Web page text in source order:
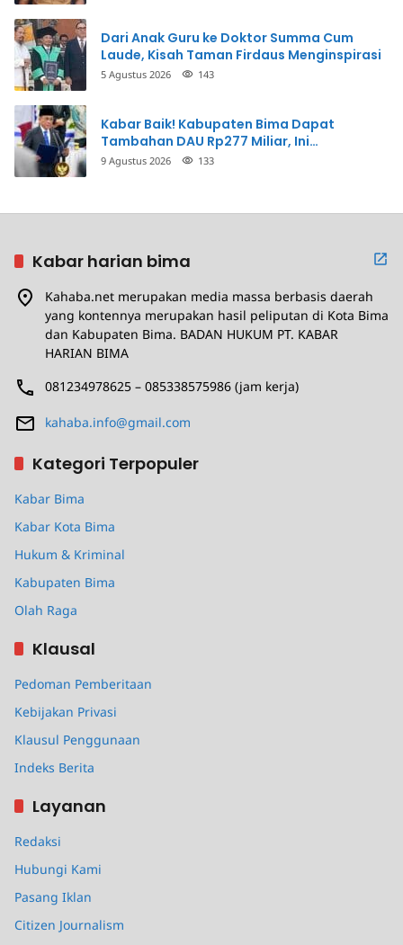
Dari Anak Guru ke Doktor Summa Cum
Laude, Kisah Taman Firdaus Menginspirasi
5 Agustus 2026 143
Kabar Baik! Kabupaten Bima Dapat
Tambahan DAU Rp277 Miliar, Ini
Prioritasnya
9 Agustus 2026 133
Kabar harian bima
Kahaba.net merupakan media massa berbasis daerah
yang kontennya merupakan hasil peliputan di Kota Bima
dan Kabupaten Bima. BADAN HUKUM PT. KABAR
HARIAN BIMA
081234978625 – 085338575986 (jam kerja)
kahaba.info@gmail.com
Kategori Terpopuler
Kabar Bima
Kabar Kota Bima
Hukum & Kriminal
Kabupaten Bima
Olah Raga
Klausal
Pedoman Pemberitaan
Kebijakan Privasi
Klausul Penggunaan
Indeks Berita
Layanan
Redaksi
Hubungi Kami
Pasang Iklan
Citizen Journalism